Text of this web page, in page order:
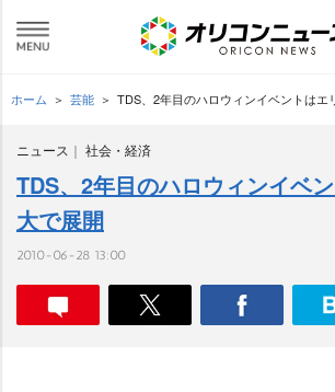
ホーム 芸能 TDS、2年目のハロウィンイベントはエ
ニュース 社会・経済
TDS、2年目のハロウィンイベ
大で展開
2010-06-28 13:00